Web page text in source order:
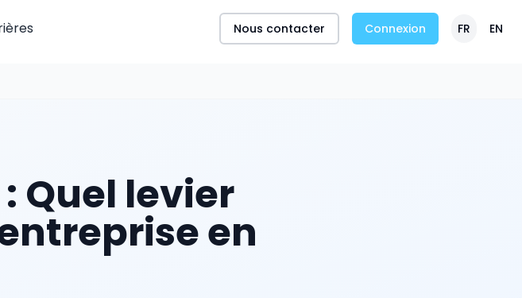
Nous contacter Connexion FR EN
: Quel levier
en